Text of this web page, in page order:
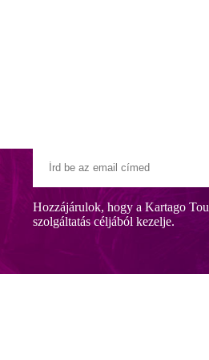
gyönyörű kilátás nyílik a
gasztonómiai kínálattal,
Hozzájárulok, hogy a Kartago
szolgáltatás céljából kezelje.